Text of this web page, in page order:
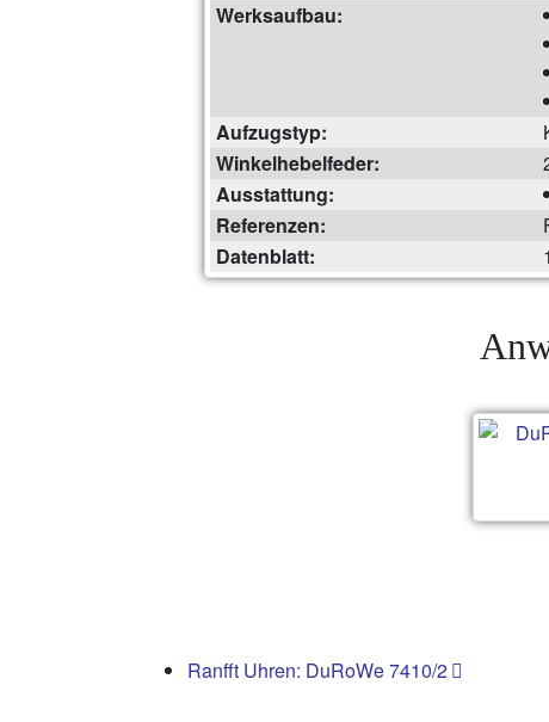
Werksaufbau:
Aufzugstyp:
Winkelhebelfeder:
Ausstattung:
Referenzen:
Datenblatt:
Ranfft Uhren: DuRoWe 7410/2